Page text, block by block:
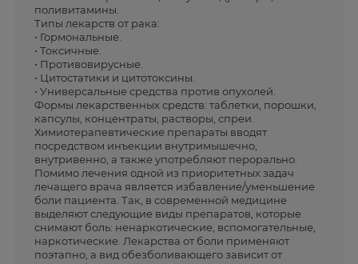
поливитамины.
Типы лекарств от рака:
• Гормональные.
• Токсичные.
• Противовирусные.
• Цитостатики и цитотоксины.
• Универсальные средства против опухолей.
Формы лекарственных средств: таблетки, порошки,
капсулы, концентраты, растворы, спреи.
Химиотерапевтические препараты вводят
посредством инъекции внутримышечно,
внутривенно, а также употребляют перорально.
Помимо лечения одной из приоритетных задач
лечащего врача является избавление/уменьшение
боли пациента. Так, в современной медицине
выделяют следующие виды препаратов, которые
снимают боль: ненаркотические, вспомогательные,
наркотические. Лекарства от боли применяют
поэтапно, а вид обезболивающего зависит от